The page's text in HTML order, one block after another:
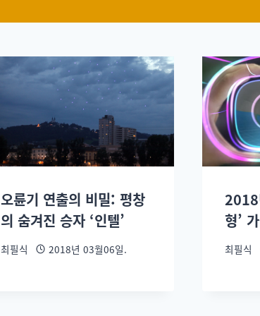
오륜기 연출의 비밀: 평창
의 숨겨진 승자 ‘인텔’
최필식 2018년 03월06일.
2018
형’
최필식